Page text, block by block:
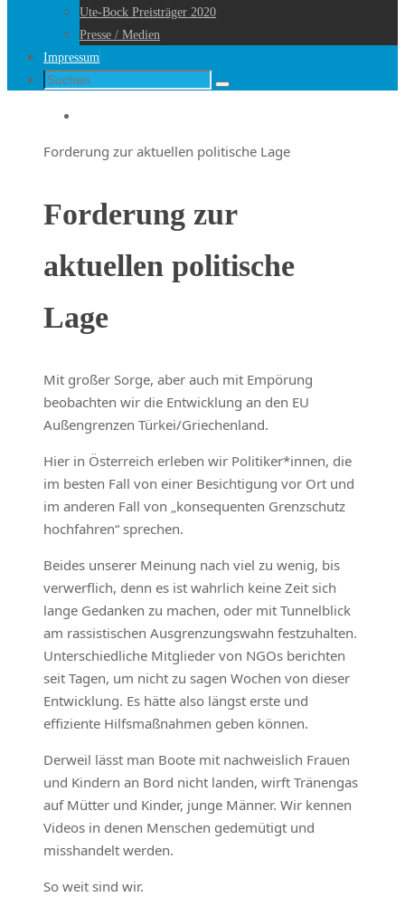
Ute-Bock Preisträger 2020
Presse / Medien
Impressum
Suche
Suchen
Startseite
Forderung zur aktuellen politische Lage
Forderung zur
aktuellen politische
Lage
Mit großer Sorge, aber auch mit Empörung
beobachten wir die Entwicklung an den EU
Außengrenzen Türkei/Griechenland.
Hier in Österreich erleben wir Politiker*innen, die
im besten Fall von einer Besichtigung vor Ort und
im anderen Fall von „konsequenten Grenzschutz
hochfahren“ sprechen.
Beides unserer Meinung nach viel zu wenig, bis
verwerflich, denn es ist wahrlich keine Zeit sich
lange Gedanken zu machen, oder mit Tunnelblick
am rassistischen Ausgrenzungswahn festzuhalten.
Unterschiedliche Mitglieder von NGOs berichten
seit Tagen, um nicht zu sagen Wochen von dieser
Entwicklung. Es hätte also längst erste und
effiziente Hilfsmaßnahmen geben können.
Derweil lässt man Boote mit nachweislich Frauen
und Kindern an Bord nicht landen, wirft Tränengas
auf Mütter und Kinder, junge Männer. Wir kennen
Videos in denen Menschen gedemütigt und
misshandelt werden.
So weit sind wir.